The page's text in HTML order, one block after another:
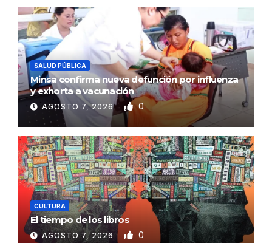
SALUD PÚBLICA
Minsa confirma nueva defunción por influenza
y exhorta a vacunación
AGOSTO 7, 2026 0
CULTURA
El tiempo de los libros
AGOSTO 7, 2026 0